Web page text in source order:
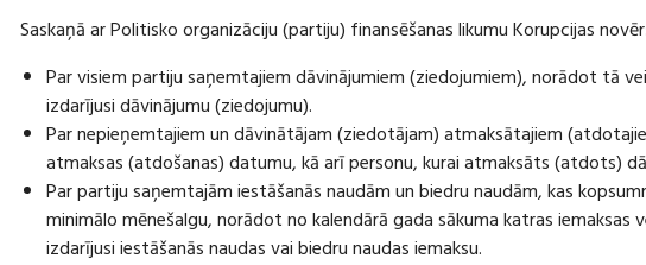
Saskaņā ar Politisko organizāciju (partiju) finansēšanas likumu Korupcijas
Par visiem partiju saņemtajiem dāvinājumiem (ziedojumiem), norādot tā
izdarījusi dāvinājumu (ziedojumu).
Par nepieņemtajiem un dāvinātājam (ziedotājam) atmaksātajiem
atmaksas (atdošanas) datumu, kā arī personu, kurai atmaksāts (atdots)
Par partiju saņemtajām iestāšanās naudām un biedru naudām, kas
minimālo mēnešalgu, norādot no kalendārā gada sākuma katras
izdarījusi iestāšanās naudas vai biedru naudas iemaksu.